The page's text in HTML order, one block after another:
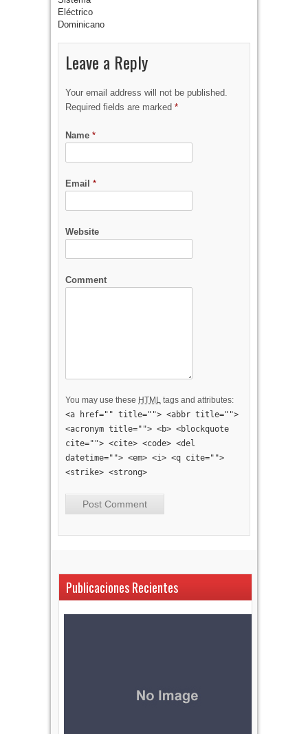
Leave a Reply
Your email address will not be published.
Required fields are marked *
Name *
Email *
Website
Comment
You may use these HTML tags and attributes:
<a href="" title=""> <abbr title="">
<acronym title=""> <b> <blockquote
cite=""> <cite> <code> <del
datetime=""> <em> <i> <q cite="">
<strike> <strong>
Publicaciones Recientes